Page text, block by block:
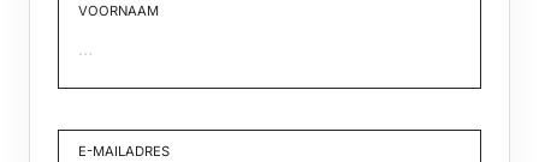
VOORNAAM
E-MAILADRES